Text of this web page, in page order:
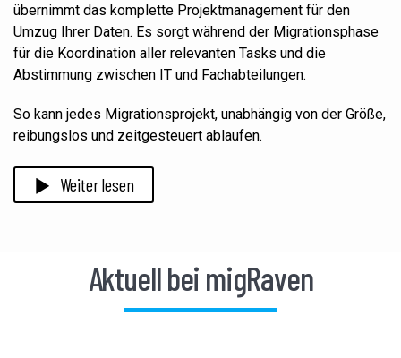
übernimmt das komplette Projektmanagement für den
Umzug Ihrer Daten. Es sorgt während der Migrationsphase
für die Koordination aller relevanten Tasks und die
Abstimmung zwischen IT und Fachabteilungen.
So kann jedes Migrationsprojekt, unabhängig von der Größe,
reibungslos und zeitgesteuert ablaufen.
Weiter lesen
Aktuell bei migRaven